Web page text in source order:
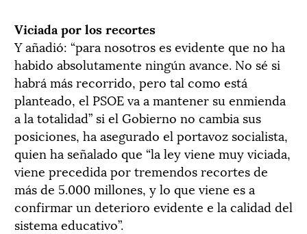
Viciada por los recortes
Y añadió: “para nosotros es evidente que no ha
habido absolutamente ningún avance. No sé si
habrá más recorrido, pero tal como está
planteado, el PSOE va a mantener su enmienda
a la totalidad” si el Gobierno no cambia sus
posiciones, ha asegurado el portavoz socialista,
quien ha señalado que “la ley viene muy viciada,
viene precedida por tremendos recortes de
más de 5.000 millones, y lo que viene es a
confirmar un deterioro evidente e la calidad del
sistema educativo”.